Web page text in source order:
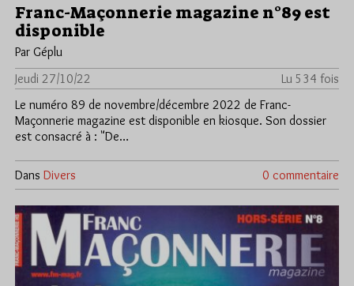
Franc-Maçonnerie magazine n°89 est
disponible
Par Géplu
Jeudi 27/10/22
Lu 534 fois
Le numéro 89 de novembre/décembre 2022 de Franc-
Maçonnerie magazine est disponible en kiosque. Son dossier
est consacré à : "De…
Dans Divers 0 commentaire